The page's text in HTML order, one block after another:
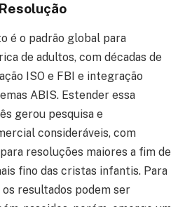
é o padrão global para
de adultos, com décadas de
ISO e FBI e integração
ABIS. Estender essa
gerou pesquisa e
consideráveis, com
resoluções maiores a fim de
fino das cristas infantis. Para
os resultados podem ser